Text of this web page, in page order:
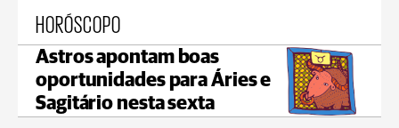
HORÓSCOPO
Astros apontam boas
oportunidades para Áries e
Sagitário nesta sexta